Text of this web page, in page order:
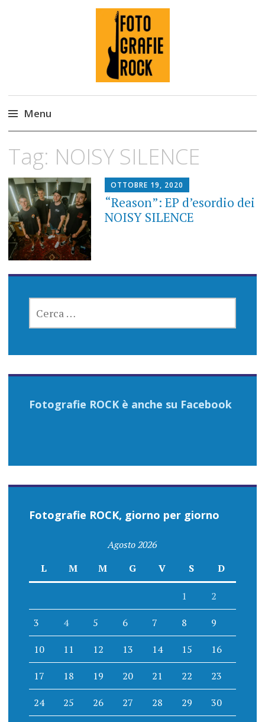
Fotografie ROCK
Menu
content
Tag: NOISY SILENCE
OTTOBRE 19, 2020
“Reason”: EP d’esordio dei
NOISY SILENCE
PER:
Fotografie ROCK è anche su Facebook
Fotografie ROCK, giorno per giorno
Agosto 2026
L
M M G V S D
1 2
3 4 5 6 7 8 9
10 11 12 13 14 15 16
17 18 19 20 21 22 23
24 25 26 27 28 29 30